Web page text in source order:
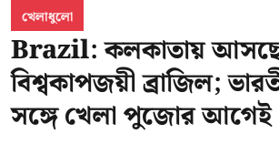
খেলাধুলো
Brazil: কলকাতায় আসছে
বিশ্বকাপজয়ী ব্রাজিল;
সঙ্গে খেলা পুজোর আগেই